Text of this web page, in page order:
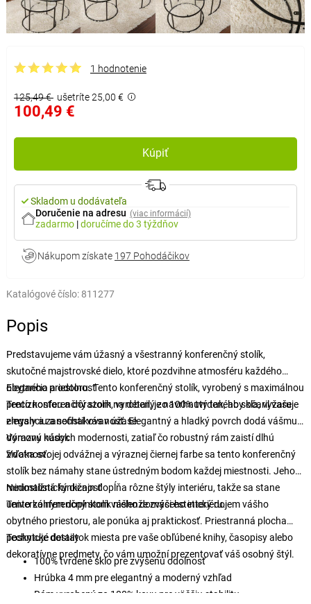
1 hodnotenie
125,49 € ušetríte 25,00 €
100,49 €
Kúpiť
Skladom u dodávateľa
Doručenie na adresu (viac informácií)
zadarmo |doručímedo 3 týždňov
Nákupom získate 197 Pohodáčikov
Katalógové číslo: 811277
Popis
Predstavujeme vám úžasný a všestranný konferenčný stolík,
skutočné majstrovské dielo, ktoré pozdvihne atmosféru každého
obytného priestoru. Tento konferenčný stolík, vyrobený s maximálnou
precíznosťou a dôrazom na detail, je navrhnutý tak, aby očaril vaše
zmysly a zanechal vás v úžase.
Elegancia a odolnosť
Tento konferenčný stolík, vyrobený zo 100% tvrdeného skla, vyžaruje
eleganciu a sofistikovanosť. Elegantný a hladký povrch dodá vášmu
domovu nádych modernosti, zatiaľ čo robustný rám zaistí dlhú
životnosť.
Výrazný kúsok
Vďaka svojej odvážnej a výraznej čiernej farbe sa tento konferenčný
stolík bez námahy stane ústredným bodom každej miestnosti. Jeho
minimalistický dizajn dopĺňa rôzne štýly interiéru, takže sa stane
univerzálnym doplnkom vášho domáceho interiéru.
Nedostižná funkčnosť
Tento konferenčný stolík nielenže zvýši estetický dojem vášho
obytného priestoru, ale ponúka aj praktickosť. Priestranná plocha
poskytuje dostatok miesta pre vaše obľúbené knihy, časopisy alebo
dekoratívne predmety, čo vám umožní prezentovať váš osobný štýl.
Technické detaily
100% tvrdené sklo pre zvýšenú odolnosť
Hrúbka 4 mm pre elegantný a moderný vzhľad
Rám vyrobený zo 100% kovu pre väčšiu stabilitu